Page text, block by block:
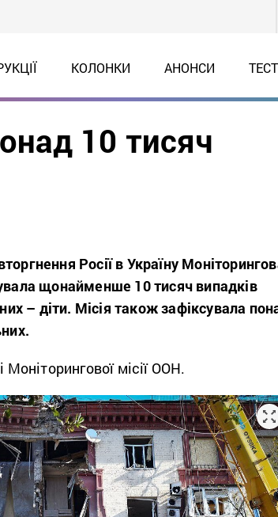
КОЛОНКИ АНОНСИ
10 тисяч
Росії в Україну
щонайменше 10 тисяч випадків
– діти. Місія також зафіксувала
місії ООН.